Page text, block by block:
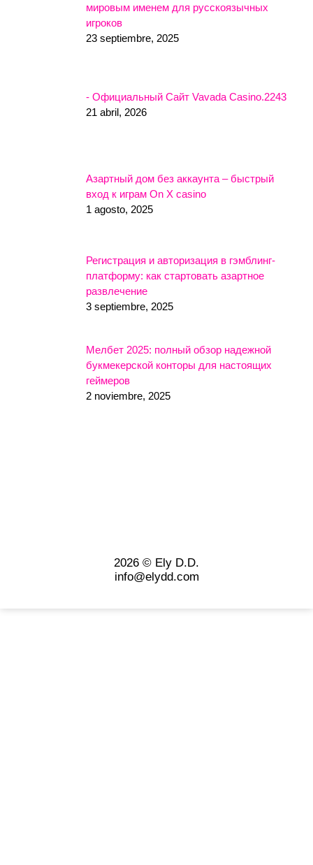
мировым именем для русскоязычных
игроков
23 septiembre, 2025
- Официальный Сайт Vavada Casino.2243
21 abril, 2026
Азартный дом без аккаунта – быстрый
вход к играм On X casino
1 agosto, 2025
Регистрация и авторизация в гэмблинг-
платформу: как стартовать азартное
развлечение
3 septiembre, 2025
Мелбет 2025: полный обзор надежной
букмекерской конторы для настоящих
геймеров
2 noviembre, 2025
2026 © Ely D.D.
info@elydd.com